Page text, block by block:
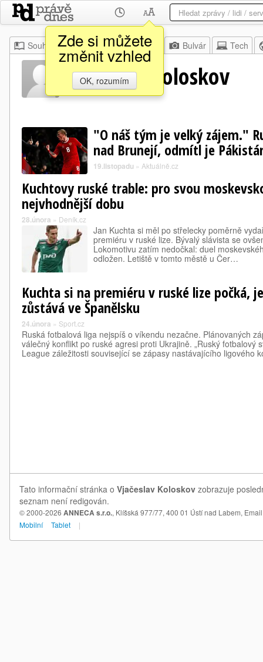
Zde si můžete
změnit vzhled
OK, rozumím
Souhrn Moje Z domova Bulvár Tech
Vjačeslav Koloskov
"O náš tým je velký zájem."
nad Brunejí, odmítl je
19.listopadu » Aktuálně.cz
Kuchtovy ruské trable: pro svou
nejvhodnější dobu
28.února » Deník.cz
Jan Kuchta si měl po střelecky poměrně
premiéru v ruské lize. Bývalý slávista se
Lokomotivu zatím nedočkal: duel
odložen. Letiště v tomto městě u Čer…
Kuchta si na premiéru v ruské lize počká,
zůstává ve Španělsku
24.února » Sport.cz
Ruská fotbalová liga nejspíš o víkendu nezačne. Plánovaných
válečný konflikt po ruské agresi proti Ukrajině. „Ruský fotbalový
League záležitosti související se zápasy nastávajícího ligového
Tato informační stránka o Vjačeslav Koloskov zobrazuje
seznam není redigován.
© 2000-2026 ANNECA s.r.o., Klíšská 977/77, 400 01 Ústí nad Labem,
Mobilní
Tablet |